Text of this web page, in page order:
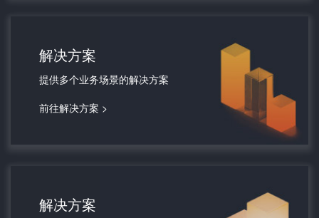
解决方案
提供多个业务场景的解决方案
前往解决方案 >
解决方案